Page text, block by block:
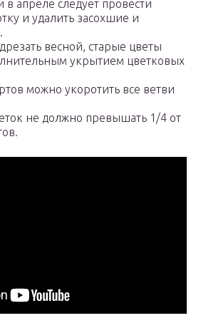
апреле следует провести
и удалить засохшие и
весной, старые цветы
укрытием цветковых
можно укоротить все ветви
не должно превышать 1/4 от